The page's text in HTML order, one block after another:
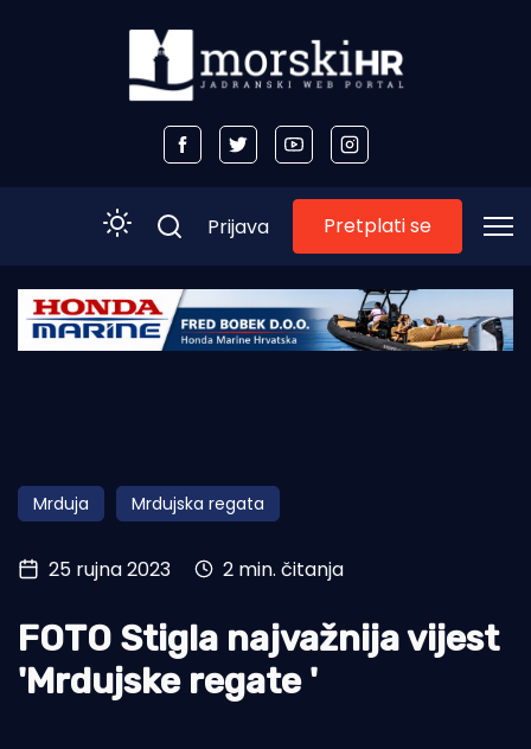
Početna
Obala
Otoci
Turizam i nautika
Pomorstvo
Ribolov
Prijava Pretplati se
Mrduja Mrdujska regata
25 rujna 2023 2 min. čitanja
FOTO Stigla najvažnija vijest
'Mrdujske regate '